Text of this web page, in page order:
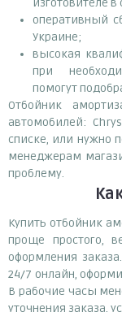
оперативный
Украине;
высокая
при
помогут
Отбойник
автомобилей:
списке, или нужно
менеджерам
проблему.
Купить отбойник
проще простого,
оформления
24/7 онлайн,
В рабочие часы
уточнения заказа,